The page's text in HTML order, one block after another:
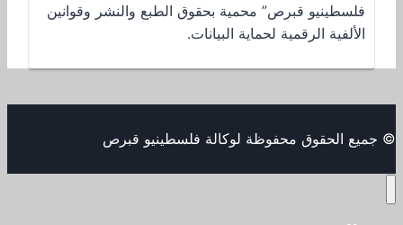
فلسطينيو قبرص” محمية بحقوق الطبع والنشر وقوانين
الألفية الرقمية لحماية البيانات.
© جميع الحقوق محفوظة لوكالة فلسطينيو قبرص